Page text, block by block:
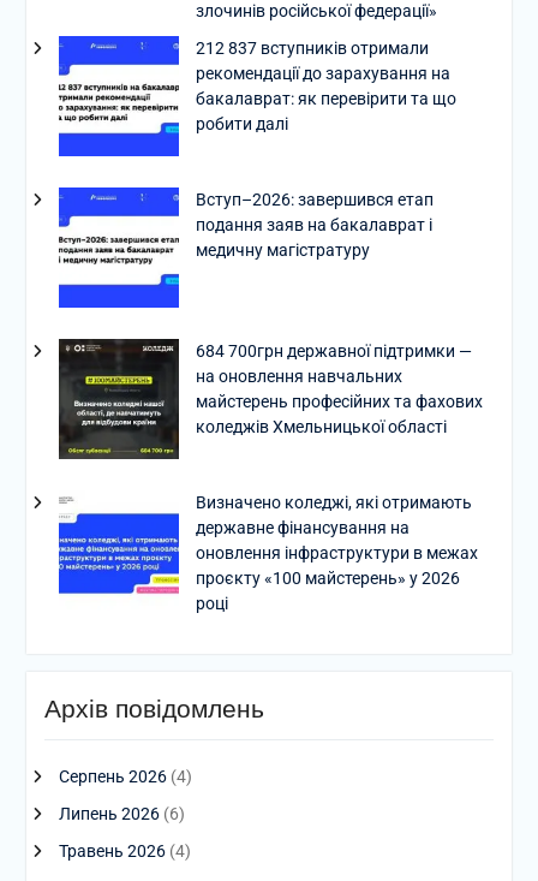
злочинів російської федерації»
212 837 вступників отримали
рекомендації до зарахування на
бакалаврат: як перевірити та що
робити далі
Вступ–2026: завершився етап
подання заяв на бакалаврат і
медичну магістратуру
684 700грн державної підтримки —
на оновлення навчальних
майстерень професійних та фахових
коледжів Хмельницької області
Визначено коледжі, які отримають
державне фінансування на
оновлення інфраструктури в межах
проєкту «100 майстерень» у 2026
році
Архів повідомлень
Серпень 2026(4)
Липень 2026(6)
Травень 2026(4)